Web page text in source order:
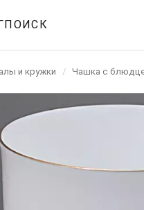
ПОИСК
и кружки / Чашка с